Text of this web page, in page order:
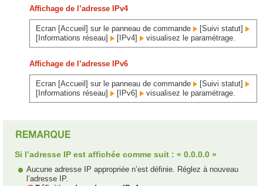
Affichage de l’adresse IPv4
Ecran [Accueil] sur le panneau de commande
[Suivi statut]
[Informations réseau]
[IPv4] visualisez le paramétrage.
Affichage de l’adresse IPv6
Ecran [Accueil] sur le panneau de commande
[Suivi statut]
[Informations réseau]
[IPv6] visualisez le paramétrage.
Si l’adresse IP est affichée comme suit : « 0.0.0.0 »
Aucune adresse IP appropriée n’est définie. Réglez à nouveau
l’adresse IP.